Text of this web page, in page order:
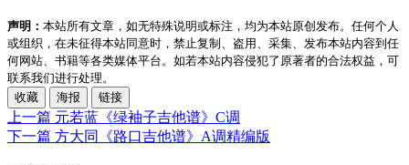
声明： 本站所有文章，如无特殊说明或标注，均为本站原创发布。任何个人
或组织，在未征得本站同意时，禁止复制、盗用、采集、发布本站内容到任
何网站、书籍等各类媒体平台。如若本站内容侵犯了原著者的合法权益，可
联系我们进行处理。
收藏
海报 链接
上一篇 元若蓝《绿袖子吉他谱》C调
下一篇 方大同《路口吉他谱》A调精编版